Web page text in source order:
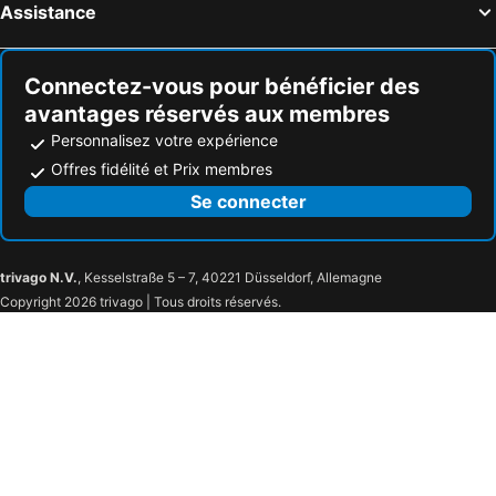
Felce, hôtels animaux acceptés
Santo-Pietro-di-Tenda, hôtels animaux acceptés
Assistance
Connectez-vous pour bénéficier des
avantages réservés aux membres
Personnalisez votre expérience
Offres fidélité et Prix membres
Se connecter
trivago N.V., Kesselstraße 5 – 7, 40221 Düsseldorf, Allemagne
Copyright 2026 trivago | Tous droits réservés.